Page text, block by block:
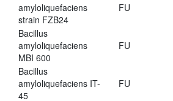
amyloliquefaciens
strain FZB24
FU
Bacillus
amyloliquefaciens
MBI 600
FU
Bacillus
amyloliquefaciens IT-
45
FU